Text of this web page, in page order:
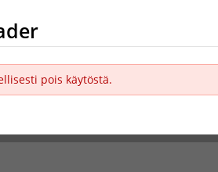
pois käytöstä.